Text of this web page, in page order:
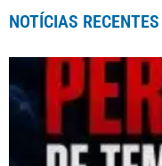
NOTÍCIAS RECENTES